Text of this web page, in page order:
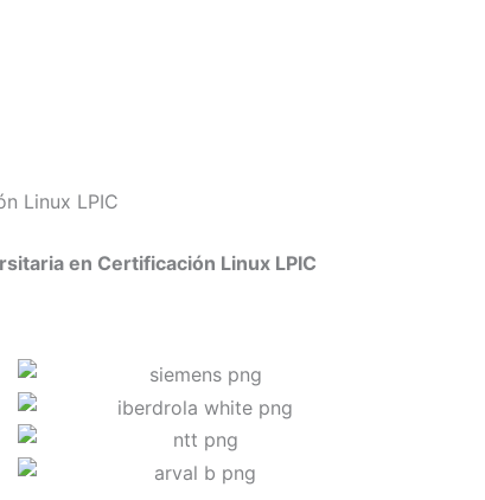
Linux LPIC
en Certificación Linux LPIC